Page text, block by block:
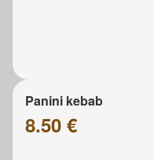
Panini kebab
8.50 €